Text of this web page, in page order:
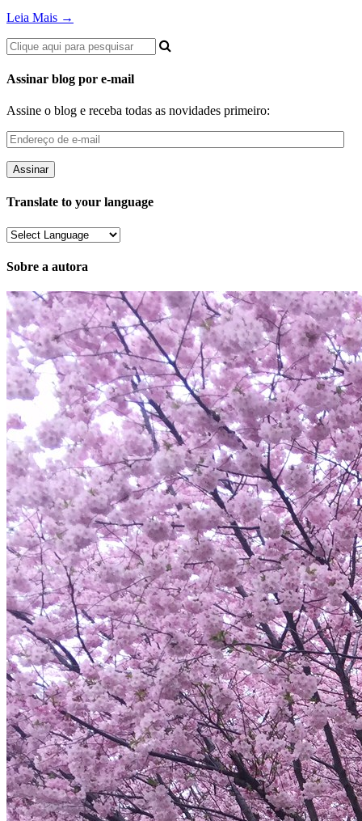
Leia Mais →
Assinar blog por e-mail
Assine o blog e receba todas as novidades primeiro:
Endereço
de
e-
mail
Translate to your language
Sobre a autora